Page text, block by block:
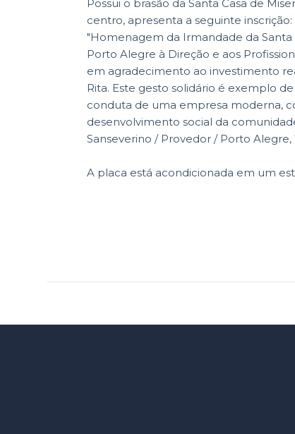
Possui o brasão da Santa Casa de
centro, apresenta a seguinte inscrição:
"Homenagem da Irmandade da Santa
Porto Alegre à Direção e aos
em agradecimento ao investimento
Rita. Este gesto solidário é exemplo
conduta de uma empresa moderna,
desenvolvimento social da
Sanseverino / Provedor / Porto Alegre,
A placa está acondicionada em um